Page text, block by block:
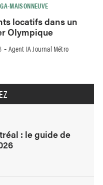
MAISONNEUVE
locatifs dans un
Olympique
- Agent IA Journal Métro
: le guide de